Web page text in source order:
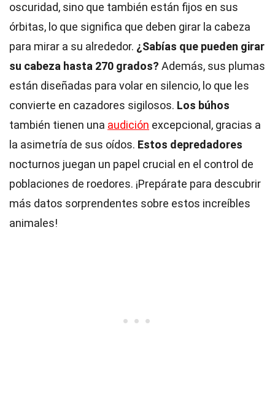
oscuridad, sino que también están fijos en sus
órbitas, lo que significa que deben girar la cabeza
para mirar a su alrededor. ¿Sabías que pueden girar
su cabeza hasta 270 grados? Además, sus plumas
están diseñadas para volar en silencio, lo que les
convierte en cazadores sigilosos. Los búhos
también tienen una audición excepcional, gracias a
la asimetría de sus oídos. Estos depredadores
nocturnos juegan un papel crucial en el control de
poblaciones de roedores. ¡Prepárate para descubrir
más datos sorprendentes sobre estos increíbles
animales!